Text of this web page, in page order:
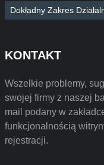
Dokładny Zakres
KONTAKT
Wszelkie problemy,
swojej firmy z naszej
mail podany w
funkcjonalnością
rejestracji.